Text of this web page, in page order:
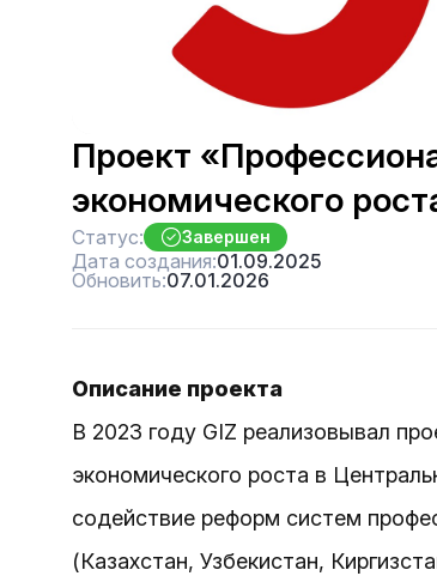
Проект
экономического
Статус: Завершен
Дата создания:01.09.2025
Обновить:07.01.2026
Описание проекта
В 2023 году GIZ реализовывал
экономического роста в
содействие реформ систем
(Казахстан, Узбекистан,